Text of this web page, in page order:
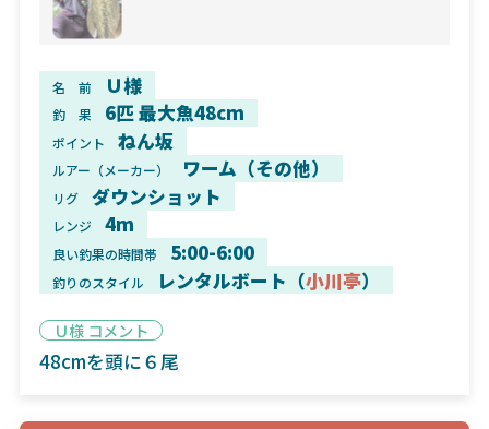
名 前 Ｕ様
釣 果 6匹 最大魚48cm
ポイント ねん坂
ルアー（メーカー） ワーム（その他）
リグ ダウンショット
レンジ 4m
良い釣果の時間帯 5:00-6:00
釣りのスタイル レンタルボート（小川亭）
Ｕ様 コメント
48cmを頭に６尾